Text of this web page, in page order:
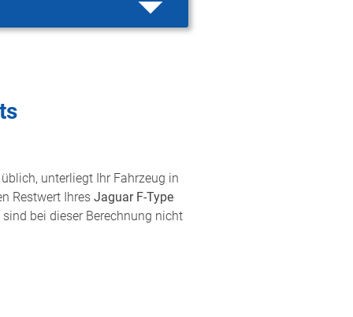
unterliegt Ihr Fahrzeug in
Restwert Ihres Jaguar F-Type
bei dieser Berechnung nicht